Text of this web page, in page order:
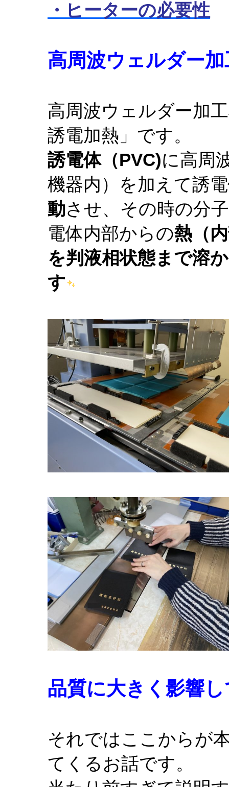
・ヒーターの必要性
高周波ウェルダー
高周波ウェルダー加
誘電加熱」です。
誘電体（PVC)に高周
機器内）を加えて誘
動させ、その時の分
電体内部からの熱（
を判液相状態まで溶
す
品質に大きく影響
それではここからが
てくるお話です。